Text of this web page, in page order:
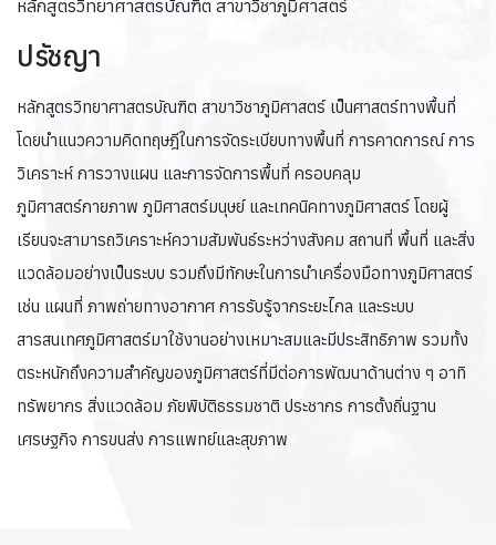
หลักสูตรวิทยาศาสตรบัณฑิต สาขาวิชาภูมิศาสตร์
ปรัชญา
หลักสูตรวิทยาศาสตรบัณฑิต สาขาวิชาภูมิศาสตร์ เป็นศาสตร์ทางพื้นที่
โดยนำแนวความคิดทฤษฎีในการจัดระเบียบทางพื้นที่ การคาดการณ์ การ
วิเคราะห์ การวางแผน และการจัดการพื้นที่ ครอบคลุม
ภูมิศาสตร์กายภาพ ภูมิศาสตร์มนุษย์ และเทคนิคทางภูมิศาสตร์ โดยผู้
เรียนจะสามารถวิเคราะห์ความสัมพันธ์ระหว่างสังคม สถานที่ พื้นที่ และสิ่ง
แวดล้อมอย่างเป็นระบบ รวมถึงมีทักษะในการนำเครื่องมือทางภูมิศาสตร์
เช่น แผนที่ ภาพถ่ายทางอากาศ การรับรู้จากระยะไกล และระบบ
สารสนเทศภูมิศาสตร์มาใช้งานอย่างเหมาะสมและมีประสิทธิภาพ รวมทั้ง
ตระหนักถึงความสำคัญของภูมิศาสตร์ที่มีต่อการพัฒนาด้านต่าง ๆ อาทิ
ทรัพยากร สิ่งแวดล้อม ภัยพิบัติธรรมชาติ ประชากร การตั้งถิ่นฐาน
เศรษฐกิจ การขนส่ง การแพทย์และสุขภาพ